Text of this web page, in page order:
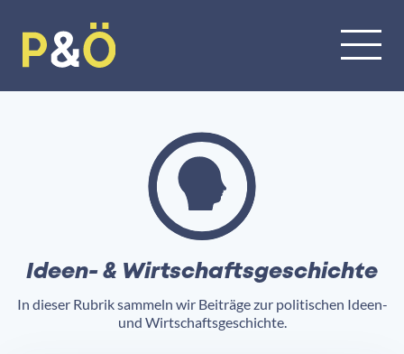
Ideen- & Wirtschaftsgeschichte
In dieser Rubrik sammeln wir Beiträge zur politischen Ideen-
und Wirtschaftsgeschichte.